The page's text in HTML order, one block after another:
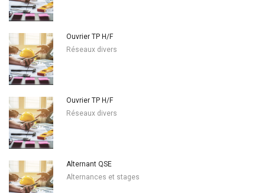
Ouvrier TP H/F
Réseaux divers
Ouvrier TP H/F
Réseaux divers
Alternant QSE
Alternances et stages